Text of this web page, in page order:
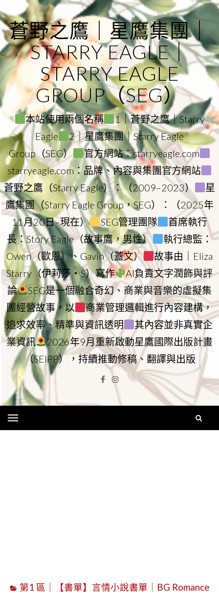
to
content
蒼野之鷹｜星鷹集團｜
STARRY EAGLE｜
STARRY EAGLE
GROUP（SEG）
本站使用兩個名稱
1｜蒼野之鷹｜Starry
Eagle
2｜星鷹集團｜Starry Eagle
Group（SEG）
官方網站：starryeagle.com
starryeagle.com：品牌、內容與集團官方網站
蒼野之鷹（Starry Eagle）：（2009–2023）
星
鷹集團（Starry Eagle Group，SEG）：（2025年
11月20日–現在）
SEG管理團隊
首席執行
長：Story Eagle（故事鷹，男性）
執行總監：
Owen（歐恩）、Gavin（蓋文）
故事由｜Eliza
Starry（伊莉莎・S）寫作
AI負責文字潤飾與評
論
SEG是一個融合奇幻、商業與音樂的虛擬集
團經營故事，以
商業管理邏輯進行內容建構，
追求效率、精準與資訊透明
其內容並非真實企
業資訊
2026年9月重新啟動星鷹國際出版計畫
（SEIPP），持續推動修稿、翻譯與出版
Facebook
Instagram
第1 區｜【書單】言情小說書單｜BG Romance